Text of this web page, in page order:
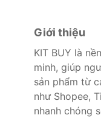
Giới thiệu
KIT BUY là
minh, giúp
sản phẩm từ
như Shopee,
nhanh chóng